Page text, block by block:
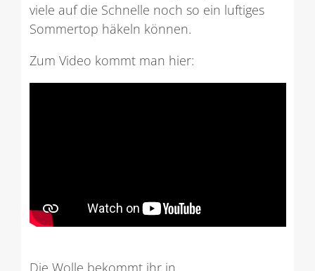
viele auf die Schnelle noch so ein luftiges
Sommertop häkeln können.
Zum Video kommt man hier:
Die Wolle bekommt ihr in